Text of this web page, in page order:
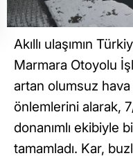
Akıllı ulaşımın
Marmara Otoyolu
artan olumsuz hava
önlemlerini alarak,
donanımlı ekibiyle
tamamladı. Kar,